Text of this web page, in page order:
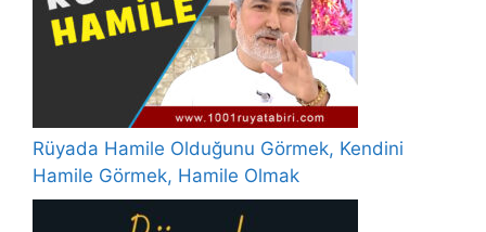
Rüyada Hamile Olduğunu Görmek, Kendini
Hamile Görmek, Hamile Olmak